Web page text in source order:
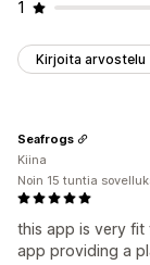
1
Kirjoita arvostelu
this app is very fit
app providing a
Seafrogs
Kiina
Noin 15 tuntia